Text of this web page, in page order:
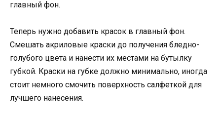
главный фон.
Теперь нужно добавить красок в главный фон.
Смешать акриловые краски до получения бледно-
голубого цвета и нанести их местами на бутылку
губкой. Краски на губке должно минимально, иногда
стоит немного смочить поверхность салфеткой для
лучшего нанесения.